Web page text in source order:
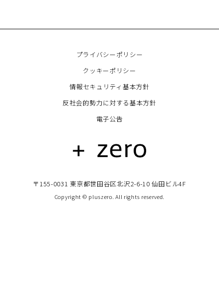
プライバシーポリシー
クッキーポリシー
情報セキュリティ基本方針
反社会的勢力に対する基本方針
電子公告
〒155-0031 東京都世田谷区北沢2-6-10 仙田ビル4F
Copyright © pluszero. All rights reserved.